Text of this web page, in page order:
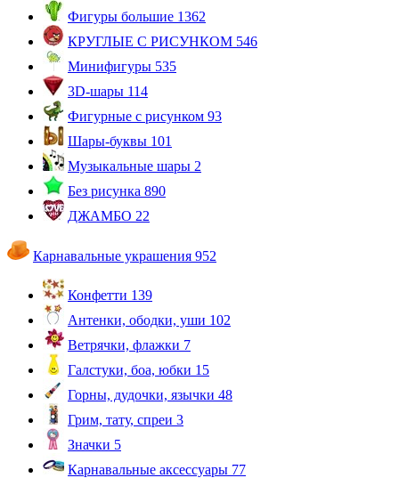
Фигуры большие 1362
КРУГЛЫЕ С РИСУНКОМ 546
Минифигуры 535
3D-шары 114
Фигурные с рисунком 93
Шары-буквы 101
Музыкальные шары 2
Без рисунка 890
ДЖАМБО 22
Карнавальные украшения 952
Конфетти 139
Антенки, ободки, уши 102
Ветрячки, флажки 7
Галстуки, боа, юбки 15
Горны, дудочки, язычки 48
Грим, тату, спреи 3
Значки 5
Карнавальные аксессуары 77